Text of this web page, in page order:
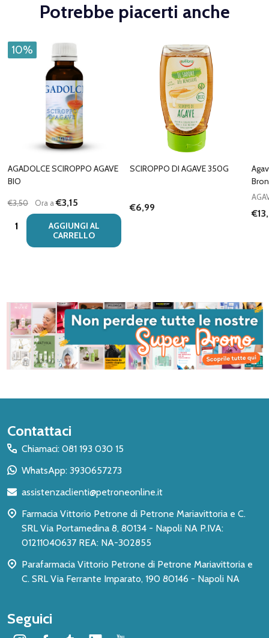
Potrebbe piacerti anche
10%
AGADOLCE SCIROPPO AGAVE
BIO
€3,50 Ora a€3,15
Quantità:
AGGIUNGI AL
CARRELLO
SCIROPPO DI AGAVE 350G
€6,99
Inizio
del
piè
pagina
Contattaci
Chiamaci: 081 193 030 15
WhatsApp: 3930657273
assistenzaclienti@petroneonline.it
Farmacia Vittorio Petrone di Petrone Mariavittoria e C.
SRL Via Portamedina 8, 80134 - Napoli NA P.IVA:
01211040637 REA: NA-302855
Parafarmacia Vittorio Petrone di Petrone Mariavittoria e
C. SRL Via Ferrante Imparato, 190 80146 - Napoli NA
Seguici